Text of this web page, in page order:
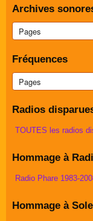
Archives
Fréquences
Radios
TOUTES les radios
Hommage à
Radio Phare 1983-
Hommage à